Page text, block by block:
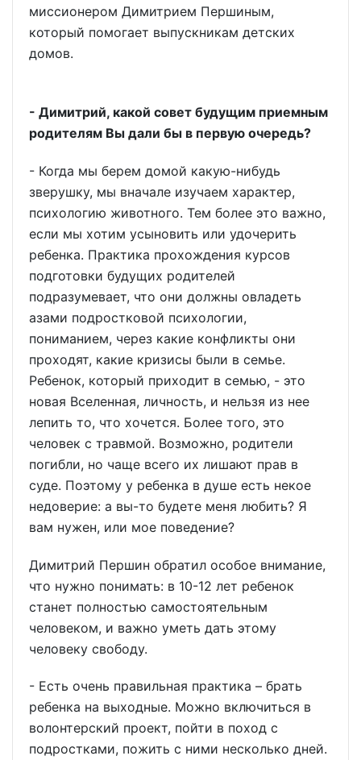
миссионером Димитрием Першиным,
который помогает выпускникам детских
домов.
- Димитрий, какой совет будущим приемным
родителям Вы дали бы в первую очередь?
- Когда мы берем домой какую-нибудь
зверушку, мы вначале изучаем характер,
психологию животного. Тем более это важно,
если мы хотим усыновить или удочерить
ребенка. Практика прохождения курсов
подготовки будущих родителей
подразумевает, что они должны овладеть
азами подростковой психологии,
пониманием, через какие конфликты они
проходят, какие кризисы были в семье.
Ребенок, который приходит в семью, - это
новая Вселенная, личность, и нельзя из нее
лепить то, что хочется. Более того, это
человек с травмой. Возможно, родители
погибли, но чаще всего их лишают прав в
суде. Поэтому у ребенка в душе есть некое
недоверие: а вы-то будете меня любить? Я
вам нужен, или мое поведение?
Димитрий Першин обратил особое внимание,
что нужно понимать: в 10-12 лет ребенок
станет полностью самостоятельным
человеком, и важно уметь дать этому
человеку свободу.
- Есть очень правильная практика – брать
ребенка на выходные. Можно включиться в
волонтерский проект, пойти в поход с
подростками, пожить с ними несколько дней.